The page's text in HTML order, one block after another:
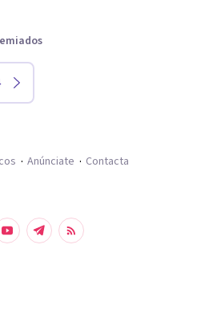
Anúnciate Contacta